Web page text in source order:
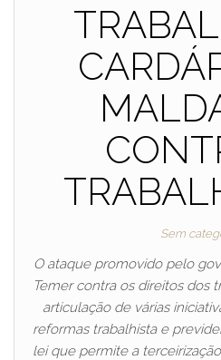
Sem
O ataque promovido pelo
Temer contra os direitos dos
articulação de várias
reformas trabalhista e
lei que permite a